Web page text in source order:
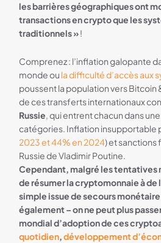
les barrières géographiques ont
transactions en crypto que les
traditionnels »!
Comprenez : l’inflation galopante
monde ou la difficulté d’accès aux
poussent la population vers Bitcoin
de ces transferts internationaux
Russie, qui entrent chacun dans
catégories. Inflation insupportable
2023 et 44% en 2024) et sanctions
Russie de Vladimir Poutine.
Cependant, malgré les tentatives
de résumer la cryptomonnaie à de
simple issue de secours
également – on ne peut plus
mondial d’adoption de ces
quotidien,développement